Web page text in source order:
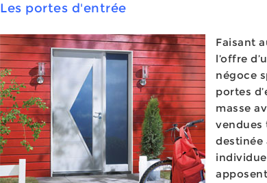
Les portes d'entrée
Faisant
l’offre
négoce
portes
masse
vendues
destinée